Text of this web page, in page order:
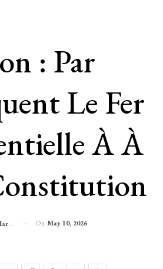
: Par
Le Fer
À À
On May 10, 2026